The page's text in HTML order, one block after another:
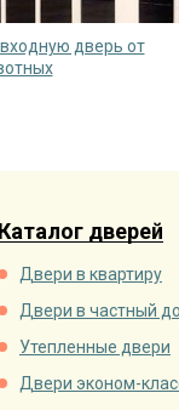
дверь от
Каталог дверей
Двери в квартиру
Двери в частный
Утепленные двери
Двери эконом-